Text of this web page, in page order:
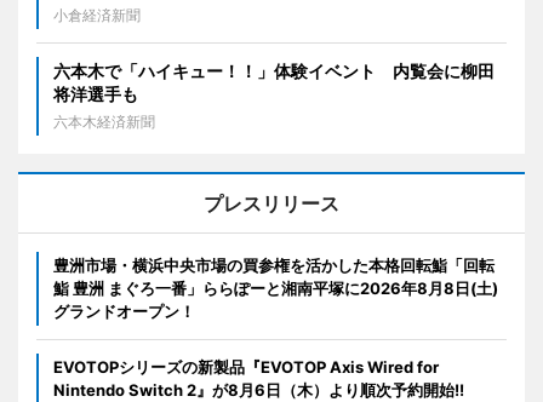
小倉経済新聞
六本木で「ハイキュー！！」体験イベント 内覧会に柳田
将洋選手も
六本木経済新聞
プレスリリース
豊洲市場・横浜中央市場の買参権を活かした本格回転鮨「回転
鮨 豊洲 まぐろ一番」ららぽーと湘南平塚に2026年8月8日(土)
グランドオープン！
EVOTOPシリーズの新製品『EVOTOP Axis Wired for
Nintendo Switch 2』が8月6日（木）より順次予約開始!!